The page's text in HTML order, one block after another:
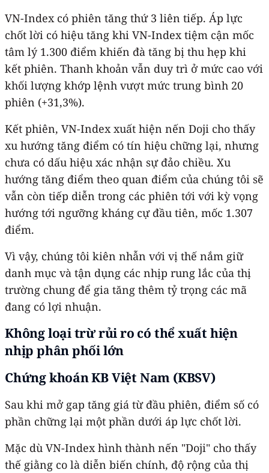
VN-Index có phiên tăng thứ 3 liên tiếp. Áp lực
chốt lời có hiệu tăng khi VN-Index tiệm cận mốc
tâm lý 1.300 điểm khiến đà tăng bị thu hẹp khi
kết phiên. Thanh khoản vẫn duy trì ở mức cao với
khối lượng khớp lệnh vượt mức trung bình 20
phiên (+31,3%).
Kết phiên, VN-Index xuất hiện nến Doji cho thấy
xu hướng tăng điểm có tín hiệu chững lại, nhưng
chưa có dấu hiệu xác nhận sự đảo chiều. Xu
hướng tăng điểm theo quan điểm của chúng tôi sẽ
vẫn còn tiếp diễn trong các phiên tới với kỳ vọng
hướng tới ngưỡng kháng cự đầu tiên, mốc 1.307
điểm.
Vì vậy, chúng tôi kiên nhẫn với vị thế nắm giữ
danh mục và tận dụng các nhịp rung lắc của thị
trường chung để gia tăng thêm tỷ trọng các mã
đang có lợi nhuận.
Không loại trừ rủi ro có thể xuất hiện
nhịp phân phối lớn
Chứng khoán KB Việt Nam (KBSV)
Sau khi mở gap tăng giá từ đầu phiên, điểm số có
phần chững lại một phần dưới áp lực chốt lời.
Mặc dù VN-Index hình thành nến "Doji" cho thấy
thế giằng co là diễn biến chính, độ rộng của thị